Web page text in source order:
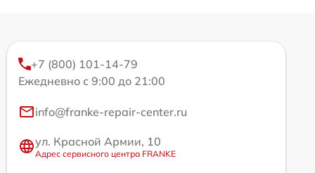
+7 (800) 101-14-79
Ежедневно с 9:00 до 21:00
info@franke-repair-center.ru
ул. Красной Армии, 10
Адрес сервисного центра FRANKE